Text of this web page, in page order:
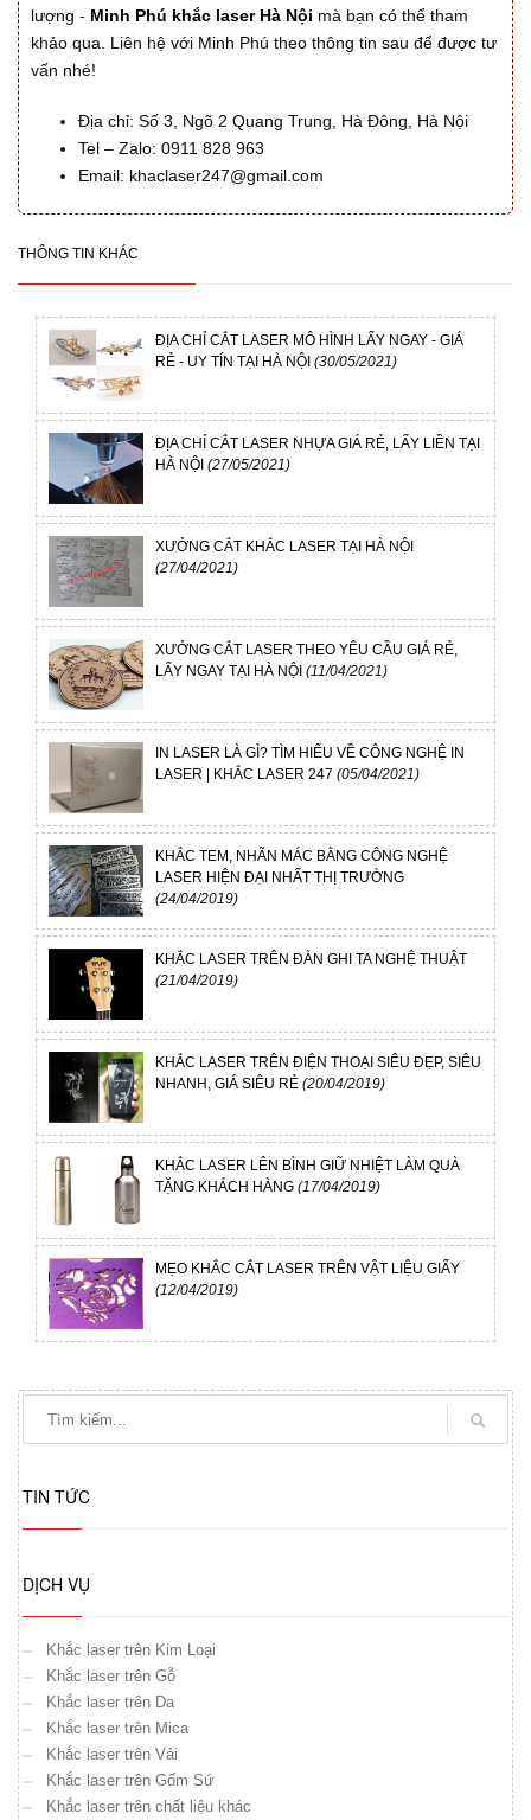
lượng - Minh Phú khắc laser Hà Nội mà bạn có thể tham
khảo qua. Liên hệ với Minh Phú theo thông tin sau để được tư
vấn nhé!
Địa chỉ: Số 3, Ngõ 2 Quang Trung, Hà Đông, Hà Nội
Tel – Zalo: 0911 828 963
Email: khaclaser247@gmail.com
THÔNG TIN KHÁC
ĐỊA CHỈ CẮT LASER MÔ HÌNH LẤY NGAY - GIÁ
RẺ - UY TÍN TẠI HÀ NỘI (30/05/2021)
ĐỊA CHỈ CẮT LASER NHỰA GIÁ RẺ, LẤY LIỀN TẠI
HÀ NỘI (27/05/2021)
XƯỞNG CẮT KHẮC LASER TẠI HÀ NỘI
(27/04/2021)
XƯỞNG CẮT LASER THEO YÊU CẦU GIÁ RẺ,
LẤY NGAY TẠI HÀ NỘI (11/04/2021)
IN LASER LÀ GÌ? TÌM HIỂU VỀ CÔNG NGHỆ IN
LASER | KHẮC LASER 247 (05/04/2021)
KHẮC TEM, NHÃN MÁC BẰNG CÔNG NGHỆ
LASER HIỆN ĐẠI NHẤT THỊ TRƯỜNG
(24/04/2019)
KHẮC LASER TRÊN ĐÀN GHI TA NGHỆ THUẬT
(21/04/2019)
KHẮC LASER TRÊN ĐIỆN THOẠI SIÊU ĐẸP, SIÊU
NHANH, GIÁ SIÊU RẺ (20/04/2019)
KHẮC LASER LÊN BÌNH GIỮ NHIỆT LÀM QUÀ
TẶNG KHÁCH HÀNG (17/04/2019)
MẸO KHẮC CẮT LASER TRÊN VẬT LIỆU GIẤY
(12/04/2019)
TIN TỨC
DỊCH VỤ
Khắc laser trên Kim Loại
Khắc laser trên Gỗ
Khắc laser trên Da
Khắc laser trên Mica
Khắc laser trên Vải
Khắc laser trên Gốm Sứ
Khắc laser trên chất liệu khác